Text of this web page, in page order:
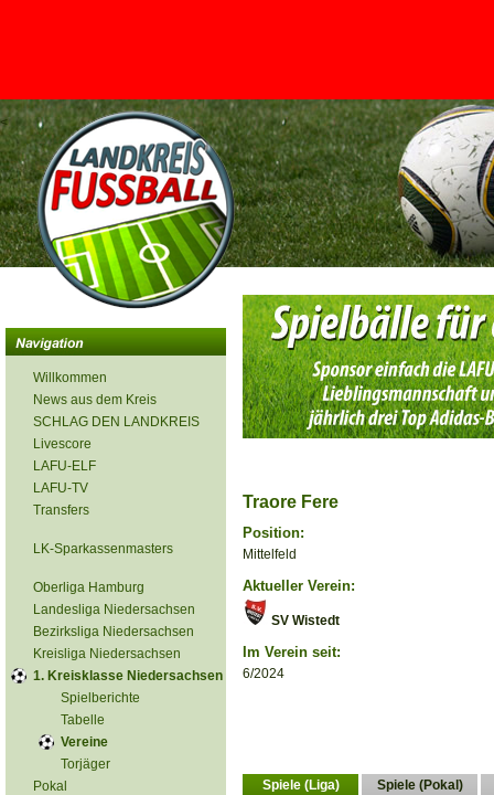
<
Willkommen
News aus dem Kreis
SCHLAG DEN LANDKREIS
Livescore
LAFU-ELF
LAFU-TV
Transfers
LK-Sparkassenmasters
Oberliga Hamburg
Landesliga Niedersachsen
Bezirksliga Niedersachsen
Kreisliga Niedersachsen
1. Kreisklasse Niedersachsen
Spielberichte
Tabelle
Vereine
Torjäger
Pokal
Traore Fere
Position:
Mittelfeld
Aktueller Verein:
SV Wistedt
Im Verein seit:
6/2024
Spiele (Liga) Spiele (Pokal)